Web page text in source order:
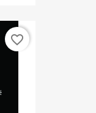
favorite_border